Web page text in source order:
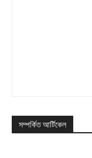
সম্পর্কিত আর্টিকেল